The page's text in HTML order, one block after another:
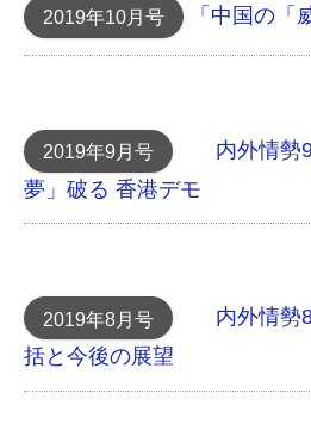
2019年10月号 「中国の「
2019年9月号 内外情勢
夢」破る 香港デモ
2019年8月号 内外情勢
括と今後の展望